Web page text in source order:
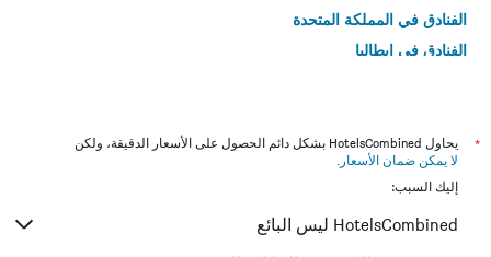
الفنادق في المملكة المتحدة
الفنادق في إيطاليا
*
يحاول HotelsCombined بشكل دائم الحصول على الأسعار الدقيقة، ولكن
لا يمكن ضمان الأسعار .
إليك السبب:
HotelsCombined ليس البائع